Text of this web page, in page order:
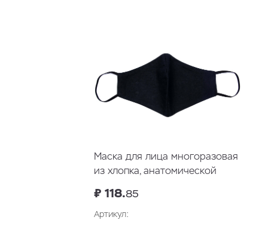
Маска для лица многоразовая
из хлопка, анатомической
₽ 118.85
Артикул: